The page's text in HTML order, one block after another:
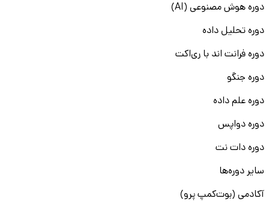
دوره هوش مصنوعی (AI)
دوره تحلیل داده
دوره فرانت اند با ری‌اکت
دوره جنگو
دوره علم داده
دوره دواپس
دوره دات نت
سایر دوره‌ها
آکادمی (بوت‌کمپ پرو)